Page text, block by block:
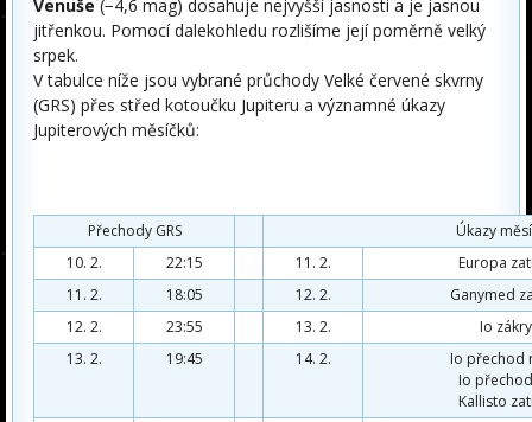
Venuše (−4,6 mag) dosahuje nejvyšší jasnosti a je jasnou
jitřenkou. Pomocí dalekohledu rozlišíme její poměrně velký
srpek.
V tabulce níže jsou vybrané průchody Velké červené skvrny
(GRS) přes střed kotoučku Jupiteru a významné úkazy
Jupiterových měsíčků:
Přechody GRS
Úkazy
10. 2.
22:15 11. 2.
Europa
11. 2.
18:05 12. 2.
Ganymed
12. 2.
23:55 13. 2.
Io
13. 2.
19:45 14. 2.
Io přechod
Io
Kallisto